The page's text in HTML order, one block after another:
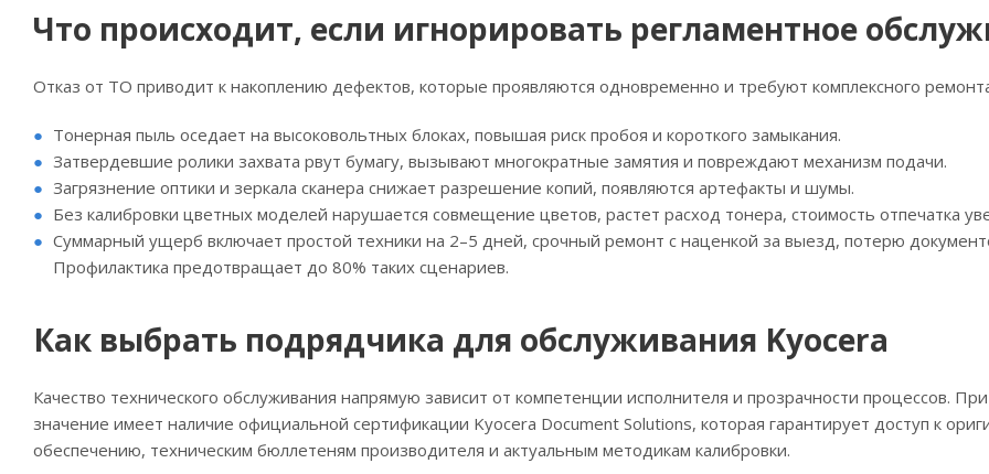
Что происходит, если игнорировать регламентное
Отказ от ТО приводит к накоплению дефектов, которые проявляются одновременно и требуют комплексного
Тонерная пыль оседает на высоковольтных блоках, повышая риск пробоя и короткого замыкания.
Затвердевшие ролики захвата рвут бумагу, вызывают многократные замятия и повреждают механизм подачи.
Загрязнение оптики и зеркала сканера снижает разрешение копий, появляются артефакты и шумы.
Без калибровки цветных моделей нарушается совмещение цветов, растет расход тонера, стоимость отпечатка
Суммарный ущерб включает простой техники на 2–5 дней, срочный ремонт с наценкой за выезд, потерю
Профилактика предотвращает до 80% таких сценариев.
Как выбрать подрядчика для обслуживания Kyocera
Качество технического обслуживания напрямую зависит от компетенции исполнителя и прозрачности процессов.
значение имеет наличие официальной сертификации Kyocera Document Solutions, которая гарантирует доступ к
обеспечению, техническим бюллетеням производителя и актуальным методикам калибровки.